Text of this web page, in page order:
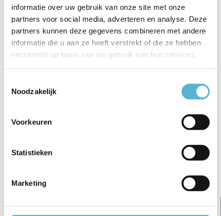
informatie over uw gebruik van onze site met onze
partners voor social media, adverteren en analyse. Deze
partners kunnen deze gegevens combineren met andere
informatie die u aan ze heeft verstrekt of die ze hebben
verzameld op basis van uw gebruik van hun services.
Noodzakelijk
Voorkeuren
Statistieken
Marketing
€67,50 €2,80 €11,00
Reviews
Schrijf je eigen review
Gerelateerde artikelen: